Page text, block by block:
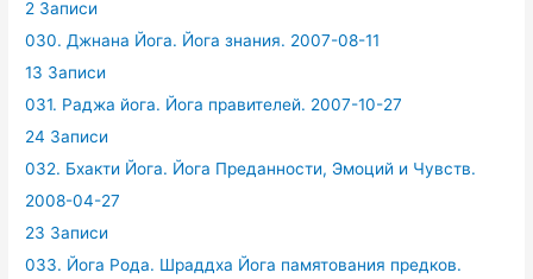
2 Записи
030. Джнана Йога. Йога знания. 2007-08-11
13 Записи
031. Раджа йога. Йога правителей. 2007-10-27
24 Записи
032. Бхакти Йога. Йога Преданности, Эмоций и Чувств.
2008-04-27
23 Записи
033. Йога Рода. Шраддха Йога памятования предков.